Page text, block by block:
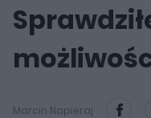
Marcin Napieraj